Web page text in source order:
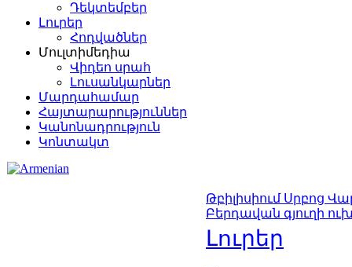
Դեկտեմբեր
Լուրեր
Հոդվածներ
Մուլտիմեդիա
Վիդեո սրահ
Լուսանկարներ
Մարդահամար
Հայտարարություններ
Կանոնադրություն
Կոնտակտ
Թբիլիսիում Սրբոց
Բերդավան գյուղի
Լուրեր